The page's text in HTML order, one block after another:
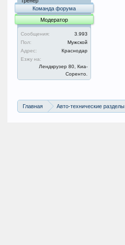
Команда форума
Модератор
Сообщения:
3.993
Пол:
Мужской
Адрес:
Краснодар
Езжу на:
Лендкрузер 80, Киа-
Соренто.
Главная Авто-технические разделы